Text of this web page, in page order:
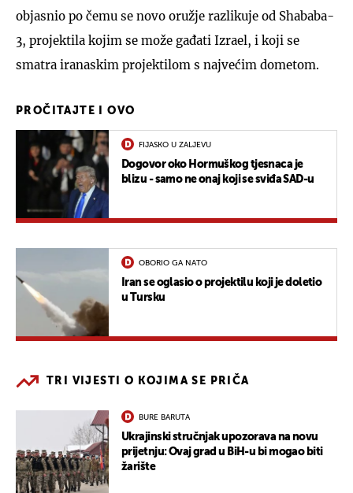
objasnio po čemu se novo oružje razlikuje od Shababa-
3, projektila kojim se može gađati Izrael, i koji se
smatra iranaskim projektilom s najvećim dometom.
PROČITAJTE I OVO
FIJASKO U ZALJEVU
Dogovor oko Hormuškog tjesnaca je
blizu - samo ne onaj koji se sviđa SAD-u
OBORIO GA NATO
Iran se oglasio o projektilu koji je doletio
u Tursku
TRI VIJESTI O KOJIMA SE PRIČA
BURE BARUTA
Ukrajinski stručnjak upozorava na novu
prijetnju: Ovaj grad u BiH-u bi mogao biti
žarište